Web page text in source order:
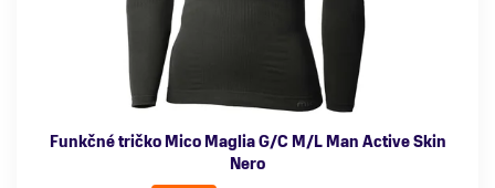
Funkčné tričko Mico Maglia G/C M/L Man Active Skin
Nero